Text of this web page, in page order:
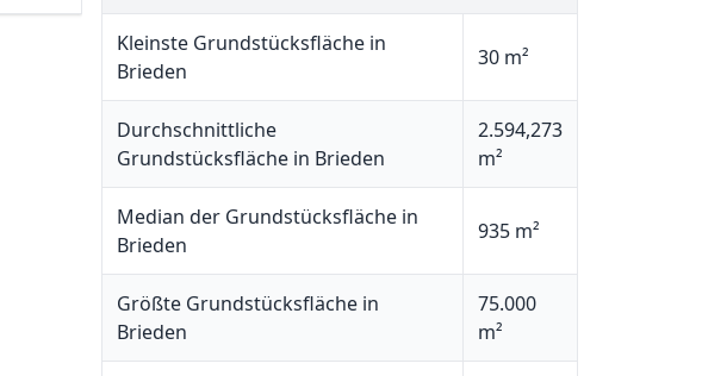
Kleinste Grundstücksfläche in
Brieden
30 m²
Durchschnittliche
Grundstücksfläche in Brieden
2.594,273
m²
Median der Grundstücksfläche in
Brieden
935 m²
Größte Grundstücksfläche in
Brieden
75.000
m²